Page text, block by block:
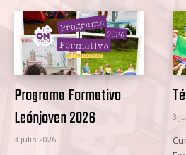
Programa Formativo
Leónjoven 2026
3 julio 2026
3